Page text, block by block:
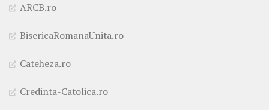
ARCB.ro
BisericaRomanaUnita.ro
Cateheza.ro
Credinta-Catolica.ro